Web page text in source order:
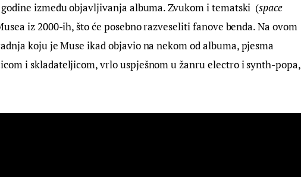
između objavljivanja albuma. Zvukom i tematski  (space
iz 2000-ih, što će posebno razveseliti fanove benda. Na ovom
koju je Muse ikad objavio na nekom od albuma, pjesma
i skladateljicom, vrlo uspješnom u žanru electro i synth-popa,